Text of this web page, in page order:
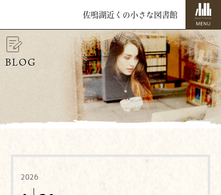
佐鳴湖近くの小さな図書館
BLOG
2026